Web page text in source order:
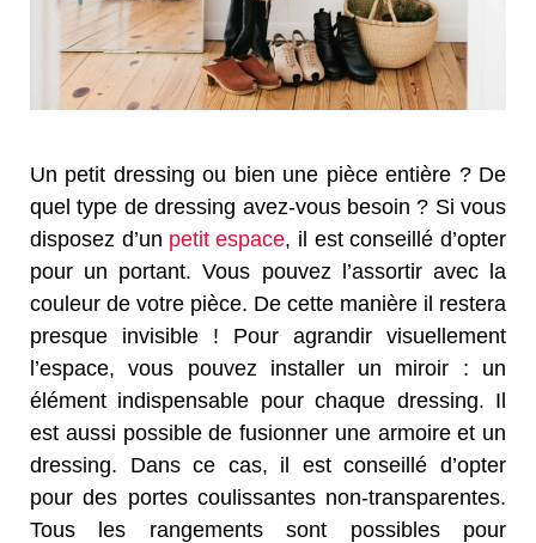
Un petit dressing ou bien une pièce entière ? De
quel type de dressing avez-vous besoin ? Si vous
disposez d’un petit espace, il est conseillé d’opter
pour un portant. Vous pouvez l’assortir avec la
couleur de votre pièce. De cette manière il restera
presque invisible ! Pour agrandir visuellement
l’espace, vous pouvez installer un miroir : un
élément indispensable pour chaque dressing. Il
est aussi possible de fusionner une armoire et un
dressing. Dans ce cas, il est conseillé d’opter
pour des portes coulissantes non-transparentes.
Tous les rangements sont possibles pour